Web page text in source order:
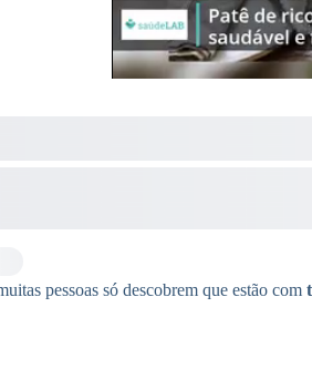
pessoas só descobrem que estão com